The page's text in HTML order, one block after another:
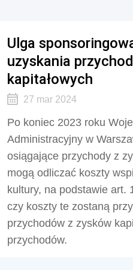
Ulga
uzyskania
kapitałowych
27 mar 2024
Po koniec 2023 roku
Administracyjny w
osiągające przychody z
mogą odliczać koszty
kultury, na podstawie art.
czy koszty te zostaną
przychodów z zysków
przychodów.